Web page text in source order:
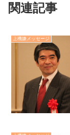
関連記事
上機嫌メッセージ